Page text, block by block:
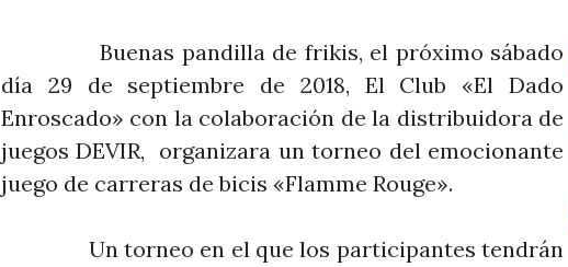
Buenas pandilla de frikis, el próximo sábado
día 29 de septiembre de 2018, El Club «El Dado
Enroscado» con la colaboración de la distribuidora de
juegos DEVIR, organizara un torneo del emocionante
juego de carreras de bicis «Flamme Rouge».
Un torneo en el que los participantes tendrán